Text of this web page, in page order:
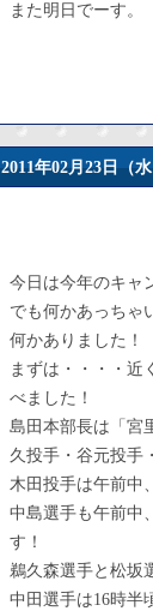
また明日でーす。
2011年02月23日
今日は今年のキャ
でも何かあっちゃ
何かありました！
まずは・・・・近
べました！
島田本部長は「宮
久投手・谷元投手
木田投手は午前中
中島選手も午前中
す！
鵜久森選手と松坂
中田選手は16時半